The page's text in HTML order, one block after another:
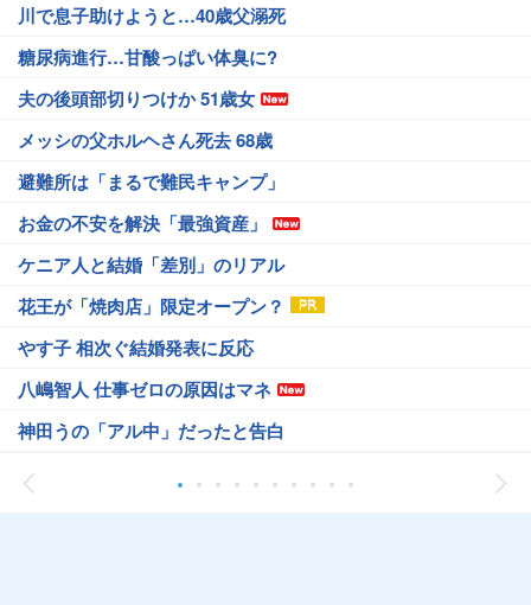
川で息子助けようと…40歳父溺死
糖尿病進行…甘酸っぱい体臭に?
夫の後頭部切りつけか 51歳女
メッシの父ホルヘさん死去 68歳
避難所は「まるで難民キャンプ」
お金の不安を解決「最強資産」
ケニア人と結婚「差別」のリアル
花王が「焼肉店」限定オープン？
やす子 相次ぐ結婚発表に反応
八嶋智人 仕事ゼロの原因はマネ
神田うの「アル中」だったと告白